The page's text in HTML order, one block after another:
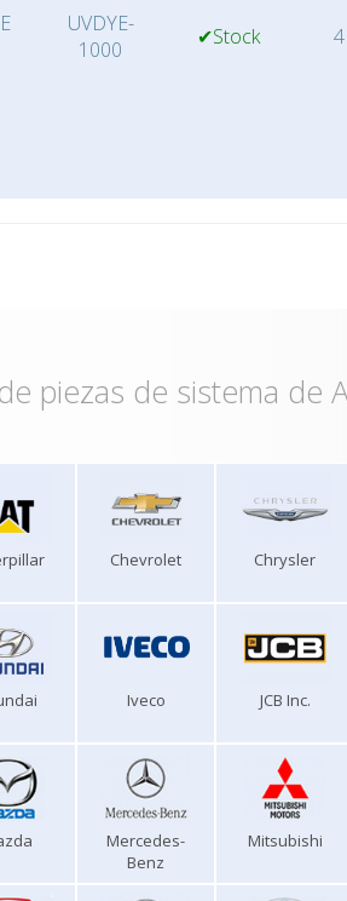
UVDYE-
1000
✔Stock
piezas de sistema de
Chevrolet Chrysler
Iveco JCB Inc.
Mercedes-
Benz
Mitsubishi